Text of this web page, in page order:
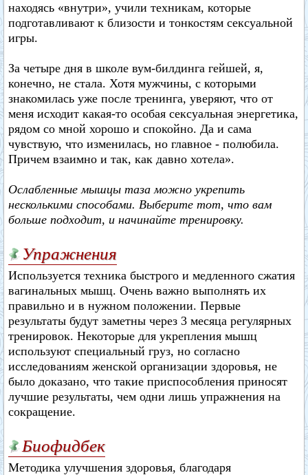
находясь «внутри», учили техникам, которые
подготавливают к близости и тонкостям сексуальной
игры.
За четыре дня в школе вум-билдинга гейшей, я,
конечно, не стала. Хотя мужчины, с которыми
знакомилась уже после тренинга, уверяют, что от
меня исходит какая-то особая сексуальная энергетика,
рядом со мной хорошо и спокойно. Да и сама
чувствую, что изменилась, но главное - полюбила.
Причем взаимно и так, как давно хотела».
Ослабленные мышцы таза можно укрепить
несколькими способами. Выберите тот, что вам
больше подходит, и начинайте тренировку.
Упражнения
Используется техника быстрого и медленного сжатия
вагинальных мышц. Очень важно выполнять их
правильно и в нужном положении. Первые
результаты будут заметны через 3 месяца регулярных
тренировок. Некоторые для укрепления мышц
используют специальный груз, но согласно
исследованиям женской организации здоровья, не
было доказано, что такие приспособления приносят
лучшие результаты, чем одни лишь упражнения на
сокращение.
Биофидбек
Методика улучшения здоровья, благодаря